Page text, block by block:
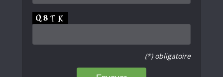
(*) obligatoire